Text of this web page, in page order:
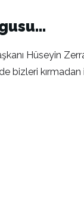
Hüseyin